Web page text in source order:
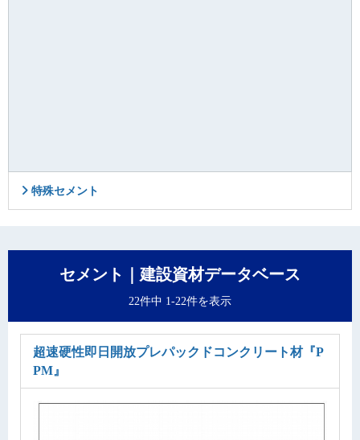
特殊セメント
セメント｜建設資材データベース
22件中 1-22件を表示
超速硬性即日開放プレパックドコンクリート材『P
PM』